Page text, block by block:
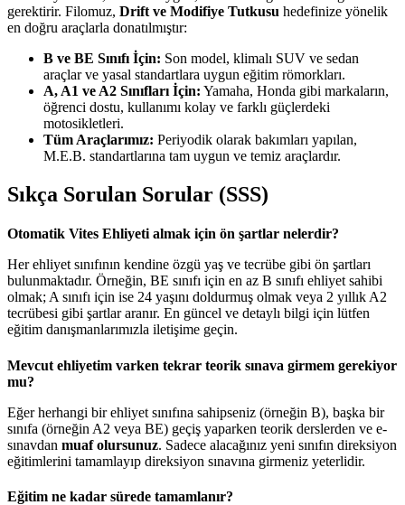
gerektirir. Filomuz, Drift ve Modifiye Tutkusu hedefinize yönelik
en doğru araçlarla donatılmıştır:
B ve BE Sınıfı İçin: Son model, klimalı SUV ve sedan
araçlar ve yasal standartlara uygun eğitim römorkları.
A, A1 ve A2 Sınıfları İçin: Yamaha, Honda gibi markaların,
öğrenci dostu, kullanımı kolay ve farklı güçlerdeki
motosikletleri.
Tüm Araçlarımız: Periyodik olarak bakımları yapılan,
M.E.B. standartlarına tam uygun ve temiz araçlardır.
Sıkça Sorulan Sorular (SSS)
Otomatik Vites Ehliyeti almak için ön şartlar nelerdir?
Her ehliyet sınıfının kendine özgü yaş ve tecrübe gibi ön şartları
bulunmaktadır. Örneğin, BE sınıfı için en az B sınıfı ehliyet sahibi
olmak; A sınıfı için ise 24 yaşını doldurmuş olmak veya 2 yıllık A2
tecrübesi gibi şartlar aranır. En güncel ve detaylı bilgi için lütfen
eğitim danışmanlarımızla iletişime geçin.
Mevcut ehliyetim varken tekrar teorik sınava girmem gerekiyor
mu?
Eğer herhangi bir ehliyet sınıfına sahipseniz (örneğin B), başka bir
sınıfa (örneğin A2 veya BE) geçiş yaparken teorik derslerden ve e-
sınavdan muaf olursunuz. Sadece alacağınız yeni sınıfın direksiyon
eğitimlerini tamamlayıp direksiyon sınavına girmeniz yeterlidir.
Eğitim ne kadar sürede tamamlanır?